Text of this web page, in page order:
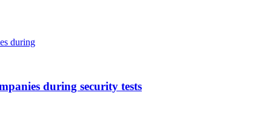
during security tests